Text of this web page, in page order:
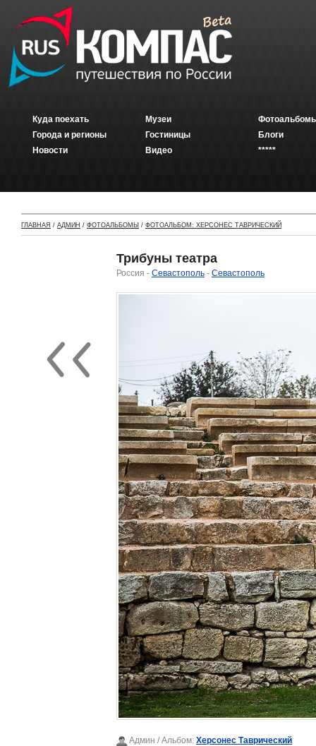
Куда поехать
Города и регионы
Новости
Музеи
Гостиницы
Видео
Блоги
*****
ГЛАВНАЯ / АДМИН / ФОТОАЛЬБОМЫ / ФОТОАЛЬБОМ: ХЕРСОНЕС ТАВРИЧЕСКИЙ
Трибуны театра
Россия - Севастополь - Севастополь
Админ / Альбом: Херсонес Таврический